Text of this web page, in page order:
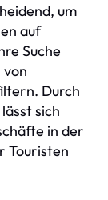
um
auf
Suche
von
Durch
sich
in der
Touristen